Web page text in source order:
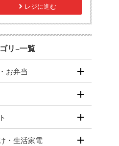
レジに進む
リ−一覧
お弁当
・生活家電